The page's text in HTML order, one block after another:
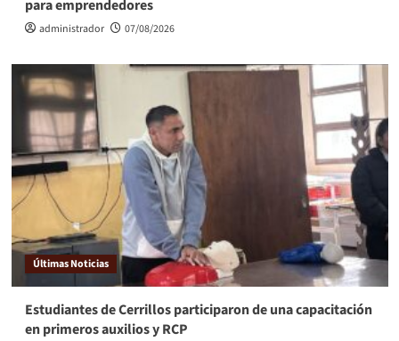
para emprendedores
administrador 07/08/2026
Últimas Noticias
Estudiantes de Cerrillos participaron de una capacitación
en primeros auxilios y RCP